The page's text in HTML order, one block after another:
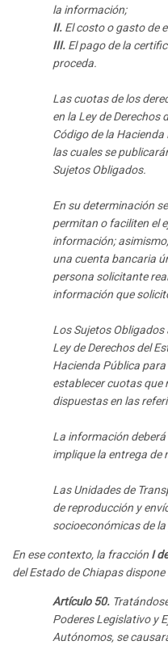
la información;
II. El costo o gasto de
III. El pago de la
proceda.
Las cuotas de los
en la Ley de Derechos
Código de la
las cuales se
Sujetos Obligados.
En su determinación
permitan o faciliten el
información;
una cuenta bancaria
persona solicitante
información que
Los Sujetos Obligados
Ley de Derechos del
Hacienda Pública
establecer cuotas que
dispuestas en las
La información
implique la entrega de
Las Unidades de
de reproducción y
socioeconómicas de
En ese contexto, la fracción I
del Estado de Chiapas dispone
Artículo 50.
Poderes Legislativo y
Autónomos, se